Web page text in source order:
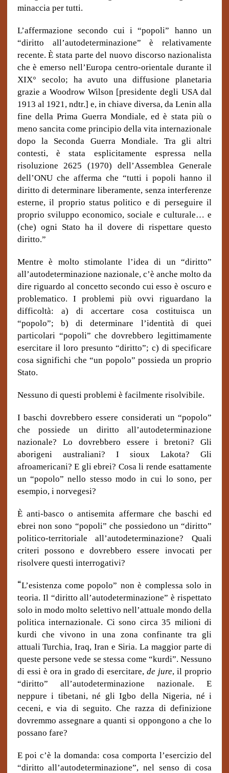
minaccia per tutti.
L’affermazione secondo cui i “popoli” hanno un
“diritto all’autodeterminazione” è relativamente
recente. È stata parte del nuovo discorso nazionalista
che è emerso nell’Europa centro-orientale durante il
XIX° secolo; ha avuto una diffusione planetaria
grazie a Woodrow Wilson [presidente degli USA dal
1913 al 1921, ndtr.] e, in chiave diversa, da Lenin alla
fine della Prima Guerra Mondiale, ed è stata più o
meno sancita come principio della vita internazionale
dopo la Seconda Guerra Mondiale. Tra gli altri
contesti, è stata esplicitamente espressa nella
risoluzione 2625 (1970) dell’Assemblea Generale
dell’ONU che afferma che “tutti i popoli hanno il
diritto di determinare liberamente, senza interferenze
esterne, il proprio status politico e di perseguire il
proprio sviluppo economico, sociale e culturale… e
(che) ogni Stato ha il dovere di rispettare questo
diritto.”
Mentre è molto stimolante l’idea di un “diritto”
all’autodeterminazione nazionale, c’è anche molto da
dire riguardo al concetto secondo cui esso è oscuro e
problematico. I problemi più ovvi riguardano la
difficoltà: a) di accertare cosa costituisca un
“popolo”; b) di determinare l’identità di quei
particolari “popoli” che dovrebbero legittimamente
esercitare il loro presunto “diritto”; c) di specificare
cosa significhi che “un popolo” possieda un proprio
Stato.
Nessuno di questi problemi è facilmente risolvibile.
I baschi dovrebbero essere considerati un “popolo”
che possiede un diritto all’autodeterminazione
nazionale? Lo dovrebbero essere i bretoni? Gli
aborigeni australiani? I sioux Lakota? Gli
afroamericani?E gli ebrei? Cosa li rende esattamente
un “popolo” nello stesso modo in cui lo sono, per
esempio, i norvegesi?
È anti-basco o antisemita affermare che baschi ed
ebrei non sono “popoli” che possiedono un “diritto”
politico-territoriale all’autodeterminazione? Quali
criteri possono e dovrebbero essere invocati per
risolvere questi interrogativi?
“L’esistenza come popolo” non è complessa solo in
teoria. Il “diritto all’autodeterminazione” è rispettato
solo in modo molto selettivo nell’attuale mondo della
politica internazionale. Ci sono circa 35 milioni di
kurdi che vivono in una zona confinante tra gli
attuali Turchia, Iraq, Iran e Siria. La maggior parte di
queste persone vede se stessa come “kurdi”. Nessuno
di essi è ora in grado di esercitare,de jure, il proprio
“diritto” all’autodeterminazione nazionale. E
neppure i tibetani, né gli Igbo della Nigeria, né i
ceceni, e via di seguito. Che razza di definizione
dovremmo assegnare a quanti si oppongono a che lo
possano fare?
E poi c’è la domanda: cosa comporta l’esercizio del
“diritto all’autodeterminazione”, nel senso di cosa